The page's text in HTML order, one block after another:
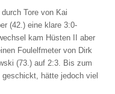
Tore von Kai
(42.) eine klare 3:0-
kam Hüsten II aber
Foulelfmeter von Dirk
(73.) auf 2:3. Bis zum
hätte jedoch viel